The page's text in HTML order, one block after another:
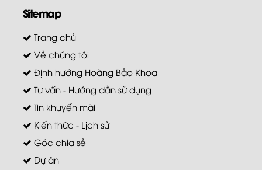
Sitemap
Trang chủ
Về chúng tôi
Định hướng Hoàng Bảo Khoa
Tư vấn - Hướng dẫn sử dụng
Tin khuyến mãi
Kiến thức - Lịch sử
Góc chia sẻ
Dự án